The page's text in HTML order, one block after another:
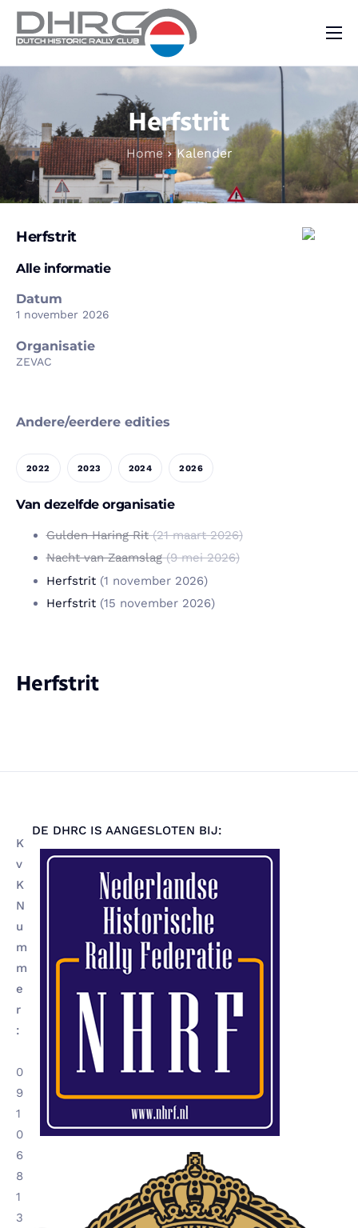
Kalender
Vraag & Aanbod
Nieuws
Contact
Herfstrit
Home Kalender
Herfstrit
Alle informatie
Datum
1 november 2026
Organisatie
ZEVAC
Andere/eerdere edities
2022 2023 2024 2026
Van dezelfde organisatie
Gulden Haring Rit(21 maart 2026)
Nacht van Zaamslag(9 mei 2026)
Herfstrit(1 november 2026)
Herfstrit(15 november 2026)
Herfstrit
K
v
K
N
u
m
m
e
r
:
0
9
1
0
6
8
1
3
DE DHRC IS AANGESLOTEN BIJ: